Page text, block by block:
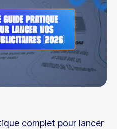
complet pour lancer